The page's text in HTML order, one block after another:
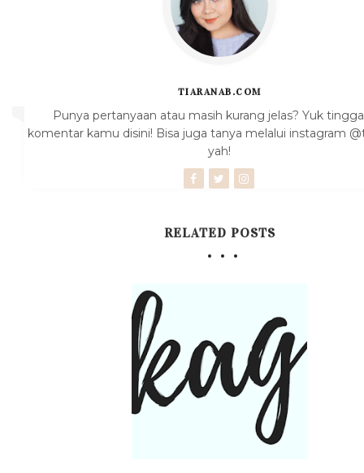
TIARANAB.COM
Punya pertanyaan atau masih kurang jelas? Yuk
komentar kamu disini! Bisa juga tanya melalui instagram
yah!
RELATED POSTS